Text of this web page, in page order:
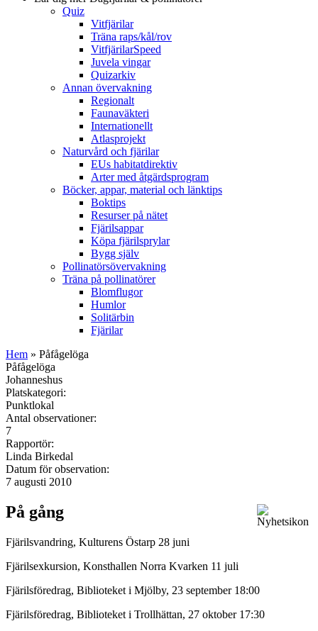
Quiz
Vitfjärilar
Träna raps/kål/rov
VitfjärilarSpeed
Juvela vingar
Quizarkiv
Annan övervakning
Regionalt
Faunaväkteri
Internationellt
Atlasprojekt
Naturvård och fjärilar
EUs habitatdirektiv
Arter med åtgärdsprogram
Böcker, appar, material och länktips
Boktips
Resurser på nätet
Fjärilsappar
Köpa fjärilsprylar
Bygg själv
Pollinatörsövervakning
Träna på pollinatörer
Blomflugor
Humlor
Solitärbin
Fjärilar
Hem » Påfågelöga
Påfågelöga
Johanneshus
Platskategori:
Punktlokal
Antal observationer:
7
Rapportör:
Linda Birkedal
Datum för observation:
7 augusti 2010
På gång
Fjärilsvandring, Kulturens Östarp 28 juni
Fjärilsexkursion, Konsthallen Norra Kvarken 11 juli
Fjärilsföredrag, Biblioteket i Mjölby, 23 september 18:00
Fjärilsföredrag, Biblioteket i Trollhättan, 27 oktober 17:30